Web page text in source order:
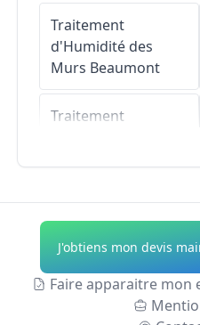
Traitement
d'Humidité des
Murs Beaumont
Traitement
Traitement
d'Humidité des
Murs Ceyrat
Traitement
d'Humidité des
J'obtiens mon devis
Faire apparaitre mon